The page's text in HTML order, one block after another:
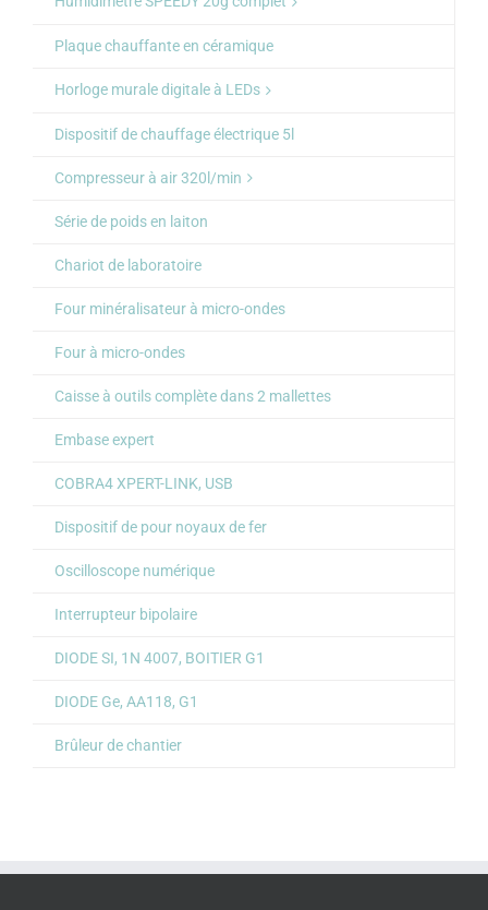
Plaque chauffante en céramique
Horloge murale digitale à LEDs
Dispositif de chauffage électrique 5l
Compresseur à air 320l/min
Série de poids en laiton
Chariot de laboratoire
Four minéralisateur à micro-ondes
Four à micro-ondes
Caisse à outils complète dans 2 mallettes
Embase expert
COBRA4 XPERT-LINK, USB
Dispositif de pour noyaux de fer
Oscilloscope numérique
Interrupteur bipolaire
DIODE SI, 1N 4007, BOITIER G1
DIODE Ge, AA118, G1
Brûleur de chantier